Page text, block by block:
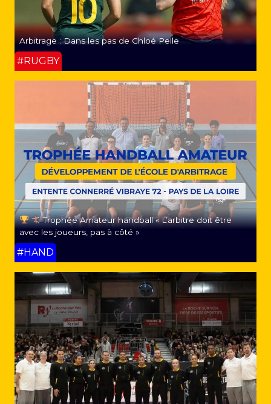
Arbitrage : Dans les pas de Chloé Pelle
#RUGBY
Trophée Amateur handball « L’arbitre doit être
avec les joueurs, pas à côté »
#HAND